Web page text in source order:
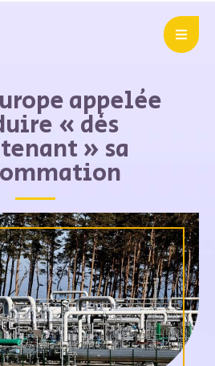
appelée
« dès
» sa